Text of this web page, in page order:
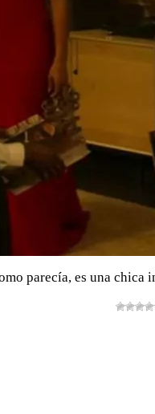
parecía, es una